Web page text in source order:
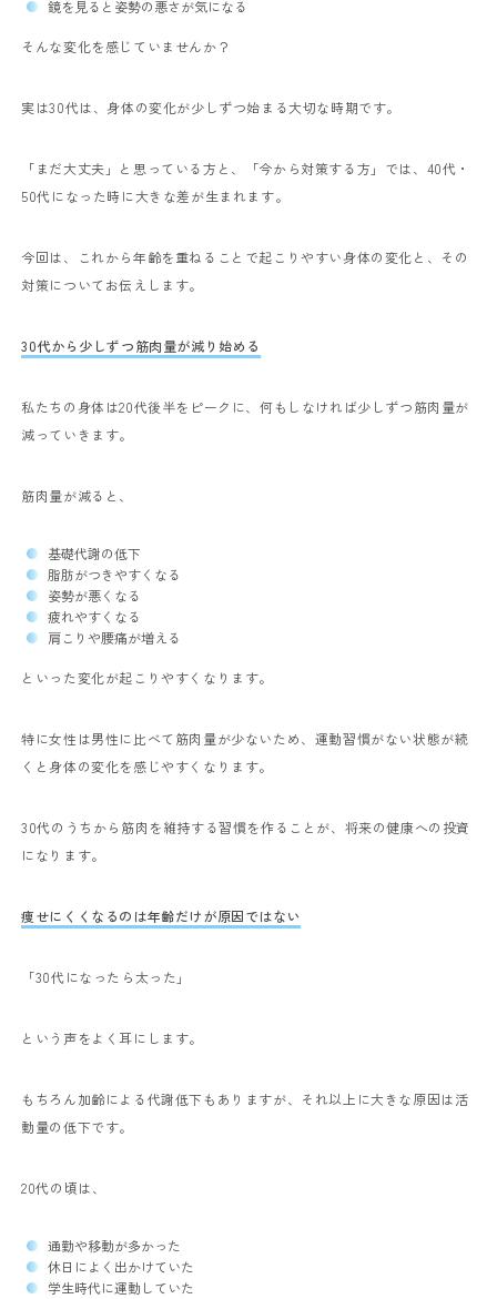
鏡を見ると姿勢の悪さが気になる
そんな変化を感じていませんか？
実は30代は、身体の変化が少しずつ始まる大切な時期です。
「まだ大丈夫」と思っている方と、「今から対策する方」では、40代・
50代になった時に大きな差が生まれます。
今回は、これから年齢を重ねることで起こりやすい身体の変化と、その
対策についてお伝えします。
30代から少しずつ筋肉量が減り始める
私たちの身体は20代後半をピークに、何もしなければ少しずつ筋肉量が
減っていきます。
筋肉量が減ると、
基礎代謝の低下
脂肪がつきやすくなる
姿勢が悪くなる
疲れやすくなる
肩こりや腰痛が増える
といった変化が起こりやすくなります。
特に女性は男性に比べて筋肉量が少ないため、運動習慣がない状態が続
くと身体の変化を感じやすくなります。
30代のうちから筋肉を維持する習慣を作ることが、将来の健康への投資
になります。
痩せにくくなるのは年齢だけが原因ではない
「30代になったら太った」
という声をよく耳にします。
もちろん加齢による代謝低下もありますが、それ以上に大きな原因は活
動量の低下です。
20代の頃は、
通勤や移動が多かった
休日によく出かけていた
学生時代に運動していた